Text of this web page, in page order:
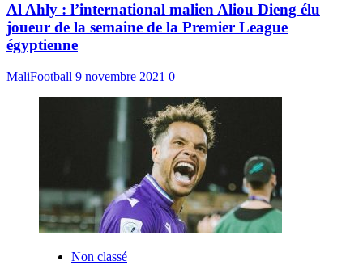
Al Ahly : l’international malien Aliou Dieng élu
joueur de la semaine de la Premier League
égyptienne
MaliFootball 9 novembre 2021 0
Non classé